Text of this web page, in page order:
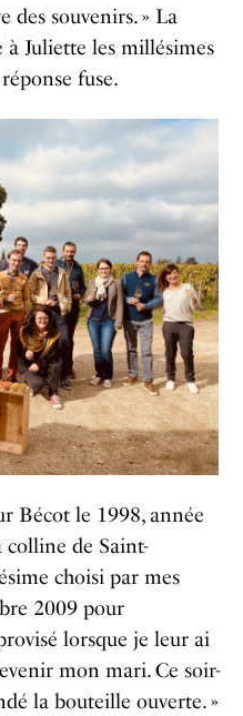
des souvenirs. » La
à Juliette les millésimes
fuse.
Bécot le 1998, année
colline de Saint-
choisi par mes
2009 pour
lorsque je leur ai
mon mari. Ce soir-
la bouteille ouverte. »